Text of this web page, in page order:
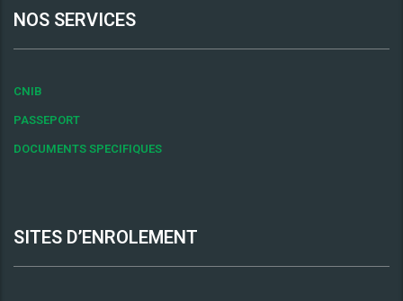
NOS SERVICES
CNIB
PASSEPORT
DOCUMENTS SPECIFIQUES
SITES D’ENROLEMENT